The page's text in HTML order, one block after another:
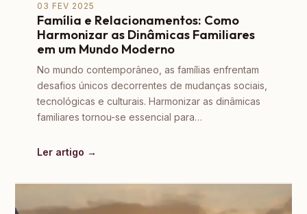
03 FEV 2025
Família e Relacionamentos: Como
Harmonizar as Dinâmicas Familiares
em um Mundo Moderno
No mundo contemporâneo, as famílias enfrentam
desafios únicos decorrentes de mudanças sociais,
tecnológicas e culturais. Harmonizar as dinâmicas
familiares tornou-se essencial para…
Ler artigo →